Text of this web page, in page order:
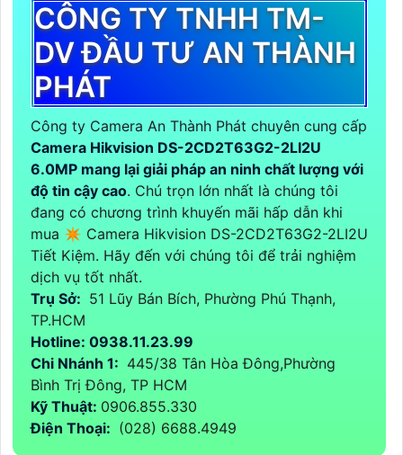
CÔNG TY TNHH TM-
DV ĐẦU TƯ AN THÀNH
PHÁT
Công ty Camera An Thành Phát chuyên cung cấp
Camera Hikvision DS-2CD2T63G2-2LI2U
6.0MP mang lại giải pháp an ninh chất lượng với
độ tin cậy cao. Chú trọn lớn nhất là chúng tôi
đang có chương trình khuyến mãi hấp dẫn khi
mua ✴ Camera Hikvision DS-2CD2T63G2-2LI2U
Tiết Kiệm. Hãy đến với chúng tôi để trải nghiệm
dịch vụ tốt nhất.
Trụ Sở: 51 Lũy Bán Bích, Phường Phú Thạnh,
TP.HCM
Hotline: 0938.11.23.99
Chi Nhánh 1: 445/38 Tân Hòa Đông,Phường
Bình Trị Đông, TP HCM
Kỹ Thuật: 0906.855.330
Điện Thoại: (028) 6688.4949